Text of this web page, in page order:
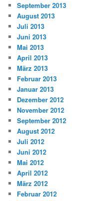
September 2013
August 2013
Juli 2013
Juni 2013
Mai 2013
April 2013
März 2013
Februar 2013
Januar 2013
Dezember 2012
November 2012
September 2012
August 2012
Juli 2012
Juni 2012
Mai 2012
April 2012
März 2012
Februar 2012